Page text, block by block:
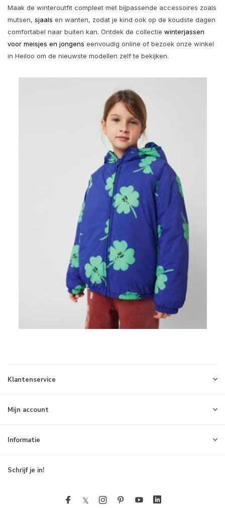
Maak de winteroutfit compleet met bijpassende accessoires zoals
mutsen, sjaals en wanten, zodat je kind ook op de koudste dagen
comfortabel naar buiten kan. Ontdek de collectie winterjassen
voor meisjes en jongens eenvoudig online of bezoek onze winkel
in Heiloo om de nieuwste modellen zelf te bekijken.
Klantenservice
Mijn account
Informatie
Schrijf je in!